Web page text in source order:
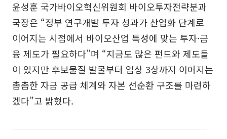
윤성훈 국가바이오혁신위원회 바이오투자전략분과
국장은 “정부 연구개발 투자 성과가 산업화 단계로
이어지는 시점에서 바이오산업 특성에 맞는 투자·금
융 제도가 필요하다”며 “지금도 많은 펀드와 제도들
이 있지만 후보물질 발굴부터 임상 3상까지 이어지는
촘촘한 자금 공급 체계와 자본 선순환 구조를 마련하
겠다”고 밝혔다.